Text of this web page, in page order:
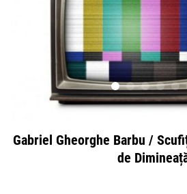
Gabriel Gheorghe Barbu /
de